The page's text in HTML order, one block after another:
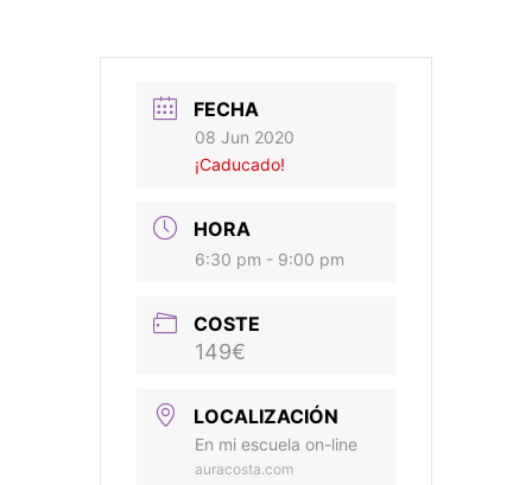
FECHA
08 Jun 2020
¡Caducado!
HORA
6:30 pm - 9:00 pm
COSTE
149€
LOCALIZACIÓN
En mi escuela on-line
auracosta.com